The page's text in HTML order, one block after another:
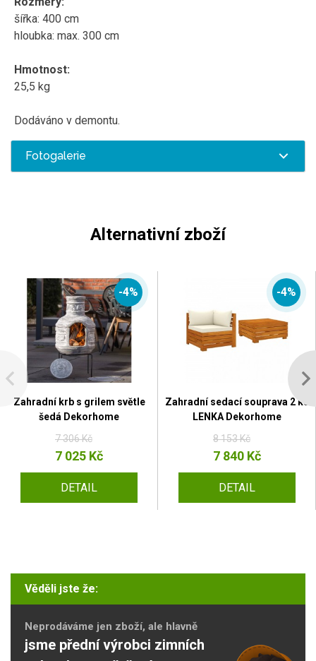
šířka: 400 cm
hloubka: max. 300 cm
Hmotnost:
25,5 kg
Dodáváno v demontu.
Fotogalerie
Alternativní zboží
-4%
Zahradní krb s grilem světle
šedá Dekorhome
7 306 Kč
7 025 Kč
DETAIL
-4%
Zahradní sedací souprava 2 ks
LENKA Dekorhome
8 153 Kč
7 840 Kč
DETAIL
Věděli jste že:
Neprodáváme jen zboží, ale hlavně
jsme přední výrobci zimních